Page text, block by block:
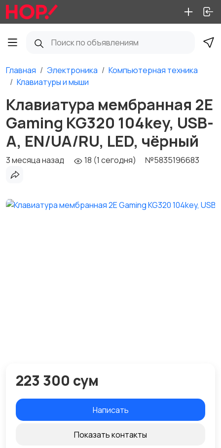
Главная Электроника
Компьютерная техника
Клавиатуры и мыши
Клавиатура мембранная 2E
Gaming KG320 104key, USB-
A, EN/UA/RU, LED, чёрный
3 месяца назад 18 (1 сегодня) №5835196683
223 300 сум
Написать
Показать контакты